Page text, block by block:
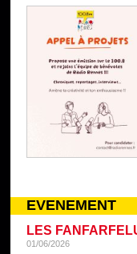
EVENEMENT
LES
01/06/2026